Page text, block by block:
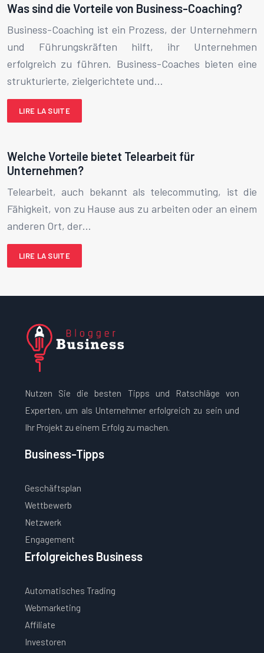
Was sind die Vorteile von Business-Coaching?
Business-Coaching ist ein Prozess, der Unternehmern
und Führungskräften hilft, ihr Unternehmen
erfolgreich zu führen. Business-Coaches bieten eine
strukturierte, zielgerichtete und…
LIRE LA SUITE
Welche Vorteile bietet Telearbeit für
Unternehmen?
Telearbeit, auch bekannt als telecommuting, ist die
Fähigkeit, von zu Hause aus zu arbeiten oder an einem
anderen Ort, der…
LIRE LA SUITE
Nutzen Sie die besten Tipps und Ratschläge von
Experten, um als Unternehmer erfolgreich zu sein und
Ihr Projekt zu einem Erfolg zu machen.
Business-Tipps
Geschäftsplan
Wettbewerb
Netzwerk
Engagement
Erfolgreiches Business
Automatisches Trading
Webmarketing
Affiliate
Investoren